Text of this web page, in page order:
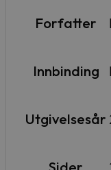
Forfatter
Innbinding
Utgivelsesår